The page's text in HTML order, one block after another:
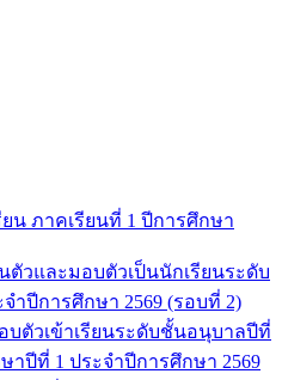
ยน ภาคเรียนที่ 1 ปีการศึกษา
ตัวและมอบตัวเป็นนักเรียนระดับ
ำปีการศึกษา 2569 (รอบที่ 2)
บตัวเข้าเรียนระดับชั้นอนุบาลปีที่
าปีที่ 1 ประจำปีการศึกษา 2569